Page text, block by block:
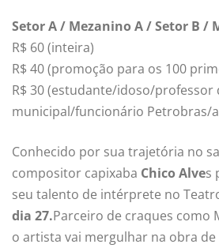
Setor A / Mezanino A / Setor B /
R$ 60 (inteira)
R$ 40 (promoção para os 100
R$ 30 (estudante/idoso/professor
municipal/funcionário Petrobras/
Conhecido por sua trajetória no
compositor capixaba Chico Alves
seu talento de intérprete no
dia 27.Parceiro de craques como
o artista vai mergulhar na obra